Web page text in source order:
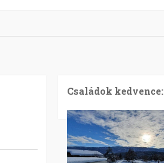
Családok kedvence: